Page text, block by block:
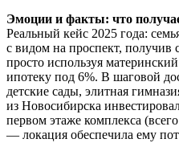
Эмоции и факты: что
Реальный кейс 2025 года:
с видом на проспект,
просто используя
ипотеку под 6%. В шаговой
детские сады, элитная
из Новосибирска
первом этаже комплекса
— локация обеспечила ему